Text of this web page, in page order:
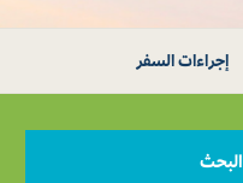
إجراءات السفر
البحث